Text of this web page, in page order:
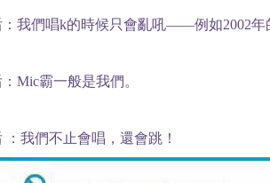
：我們唱k的時候只會亂吼——例如2002
Mic霸一般是我們。
：我們不止會唱，還會跳！